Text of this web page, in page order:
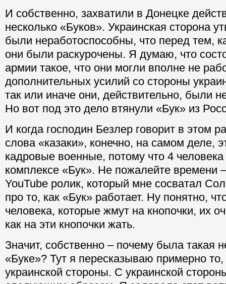
И собственно, захватили в Донецке
несколько «Буков». Украинская сторона
были неработоспособны, что перед тем,
они были раскурочены. Я думаю, что
армии такое, что они могли вполне не
дополнительных усилий со стороны
так или иначе они, действительно, были
Но вот под это дело втянули «Бук» из
И когда господин Безлер говорит в этом
слова «казаки», конечно, на самом деле,
кадровые военные, потому что 4
комплексе «Бук». Не пожалейте времени
YouTube ролик, который мне сосватал
про то, как «Бук» работает. Ну понятно,
человека, которые жмут на кнопочки, их
как на эти кнопочки жать.
Значит, собственно – почему была такая
«Буке»? Тут я пересказываю примерно то,
украинской стороны. С украинской